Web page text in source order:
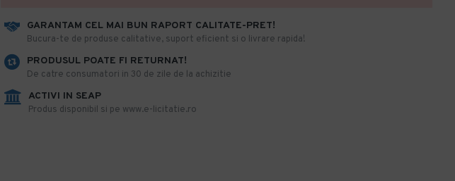
GARANTAM CEL MAI BUN RAPORT CALITATE-PRET!
​Bucura-te de produse calitative, suport eficient si o livrare rapida!
PRODUSUL POATE FI RETURNAT!
De catre consumatori in 30 de zile de la achizitie
ACTIVI IN SEAP
Produs disponibil si pe www.e-licitatie.ro